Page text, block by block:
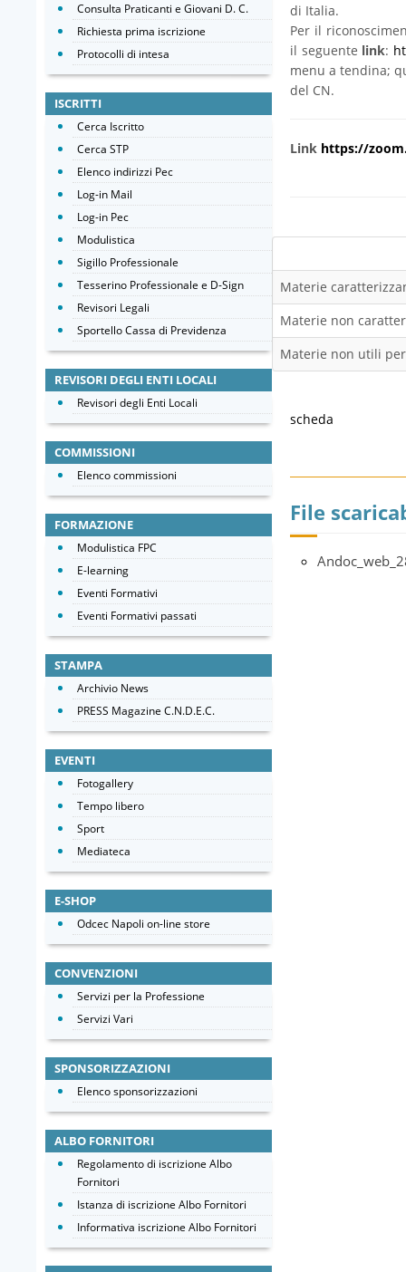
di Italia.
Per il
il seguente link:
menu a tendina;
del CN.
Link https://
Materie
Materie non
Materie non utili
scheda
File
Consulta Praticanti e Giovani D. C.
Richiesta prima iscrizione
Protocolli di intesa
ISCRITTI
Cerca Iscritto
Cerca STP
Elenco indirizzi Pec
Log-in Mail
Log-in Pec
Modulistica
Sigillo Professionale
Tesserino Professionale e D-Sign
Revisori Legali
Sportello Cassa di Previdenza
REVISORI DEGLI ENTI LOCALI
Revisori degli Enti Locali
COMMISSIONI
Elenco commissioni
FORMAZIONE
Modulistica FPC
E-learning
Eventi Formativi
Eventi Formativi passati
STAMPA
Archivio News
PRESS Magazine C.N.D.E.C.
EVENTI
Fotogallery
Tempo libero
Sport
Mediateca
E-SHOP
Odcec Napoli on-line store
CONVENZIONI
Servizi per la Professione
Servizi Vari
SPONSORIZZAZIONI
Elenco sponsorizzazioni
ALBO FORNITORI
Regolamento di iscrizione Albo
Fornitori
Istanza di iscrizione Albo Fornitori
Informativa iscrizione Albo Fornitori